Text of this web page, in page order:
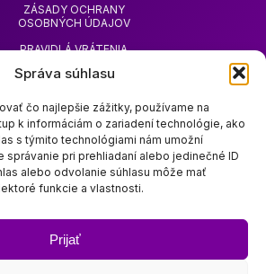
Správa súhlasu
čo najlepšie zážitky, používame na
k informáciám o zariadení technológie, ako
s týmito technológiami nám umožní
správanie pri prehliadaní alebo jedinečné ID
alebo odvolanie súhlasu môže mať
funkcie a vlastnosti.
Prijať
ZÁSADY OCHRANY
OSOBNÝCH ÚDAJOV
PRAVIDLÁ VRÁTENIA
PEŇAZÍ
O SPOLOČNOSTI ZOODA